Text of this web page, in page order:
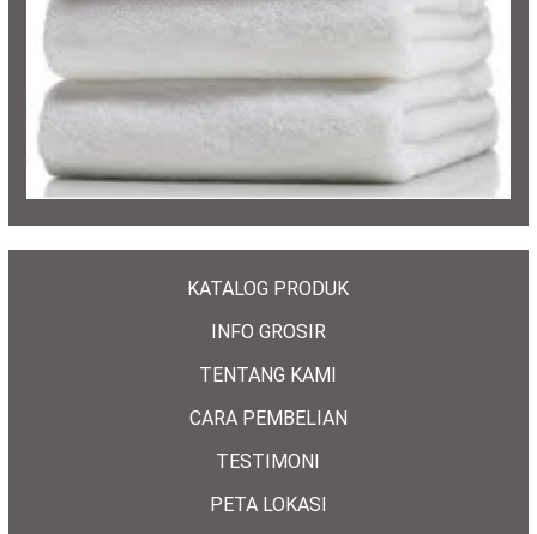
KATALOG PRODUK
INFO GROSIR
TENTANG KAMI
CARA PEMBELIAN
TESTIMONI
PETA LOKASI